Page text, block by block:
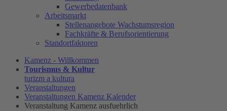
Gewerbedatenbank
Arbeitsmarkt
Stellenangebote Wachstumsregion
Fachkräfte & Berufsorientierung
Standortfaktoren
Kamenz - Willkommen
Tourismus & Kultur
turizm a kultura
Veranstaltungen
Veranstaltungen Kamenz Kalender
Veranstaltung Kamenz ausfuehrlich